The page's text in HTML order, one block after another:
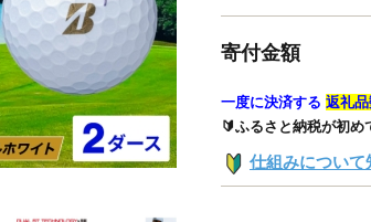
寄付金額
一度に決済する 返礼
🔰ふるさと納税が初
仕組みについて